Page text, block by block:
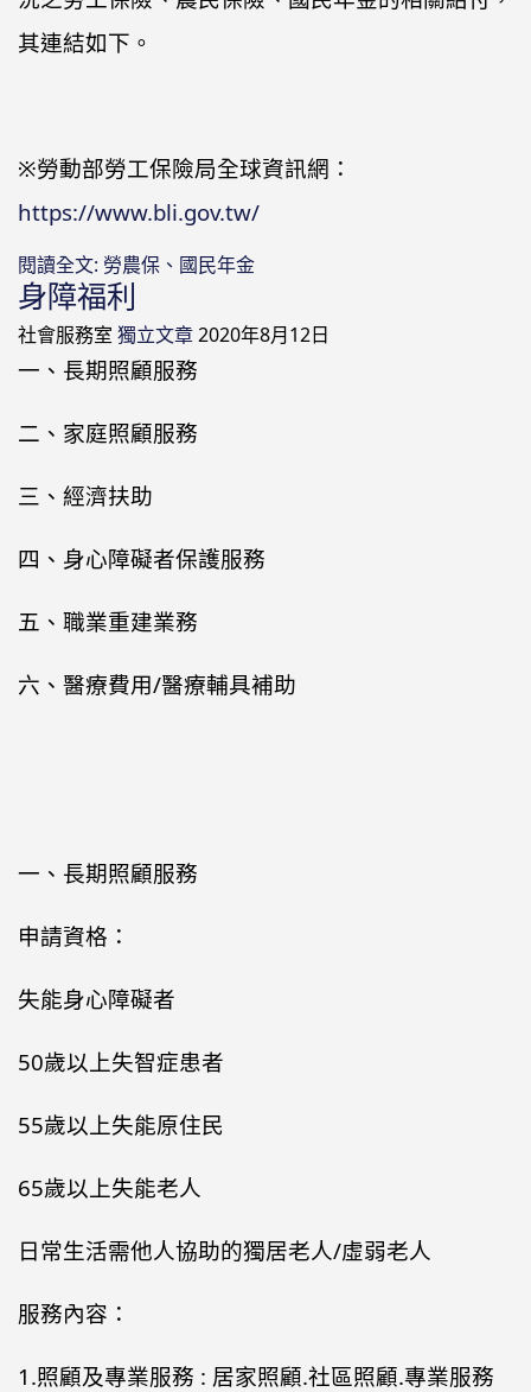
其連結如下。
※勞動部勞工保險局全球資訊網：
https://www.bli.gov.tw/
閱讀全文: 勞農保、國民年金
身障福利
社會服務室 獨立文章2020年8月12日
一、長期照顧服務
二、家庭照顧服務
三、經濟扶助
四、身心障礙者保護服務
五、職業重建業務
六、醫療費用/醫療輔具補助
一、長期照顧服務
申請資格：
失能身心障礙者
50歲以上失智症患者
55歲以上失能原住民
65歲以上失能老人
日常生活需他人協助的獨居老人/虛弱老人
服務內容：
1.照顧及專業服務 : 居家照顧.社區照顧.專業服務